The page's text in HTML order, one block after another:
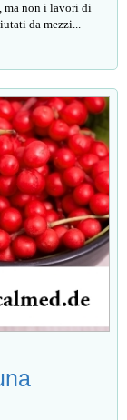
ma non i lavori di
da mezzi...